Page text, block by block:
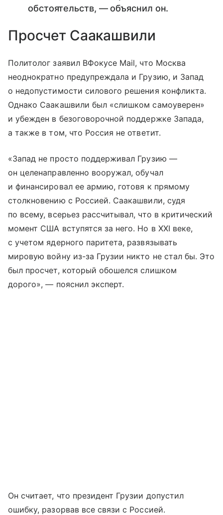
обстоятельств, — объяснил он.
Просчет Саакашвили
Политолог заявил ВФокусе Mail, что Москва
неоднократно предупреждала и Грузию, и Запад
о недопустимости силового решения конфликта.
Однако Саакашвили был «слишком самоуверен»
и убежден в безоговорочной поддержке Запада,
а также в том, что Россия не ответит.
«Запад не просто поддерживал Грузию —
он целенаправленно вооружал, обучал
и финансировал ее армию, готовя к прямому
столкновению с Россией. Саакашвили, судя
по всему, всерьез рассчитывал, что в критический
момент США вступятся за него. Но в XXI веке,
с учетом ядерного паритета, развязывать
мировую войну из-за Грузии никто не стал бы. Это
был просчет, который обошелся слишком
дорого», — пояснил эксперт.
Он считает, что президент Грузии допустил
ошибку, разорвав все связи с Россией.